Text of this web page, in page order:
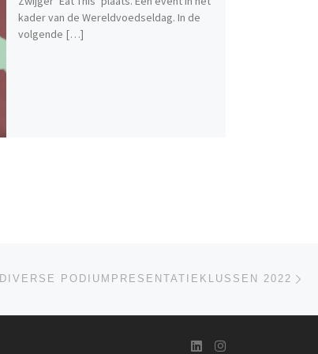
kader van de Wereldvoedseldag. In de
volgende […]
DIVERSE PODIUMPRESENTATIEKLUSSEN 2022